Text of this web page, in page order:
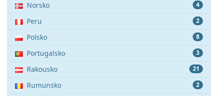
4
Norsko
2
Peru
8
Polsko
3
Portugalsko
21
Rakousko
2
Rumunsko